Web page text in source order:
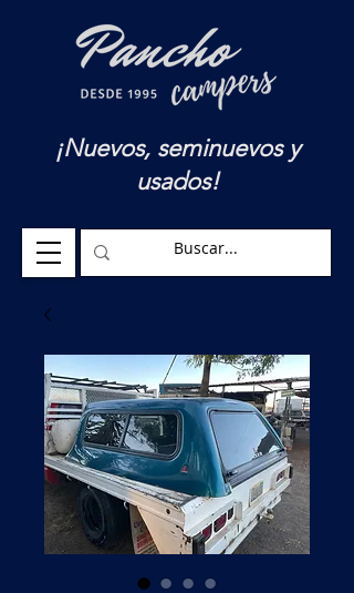
¡Nuevos, seminuevos y
usados!